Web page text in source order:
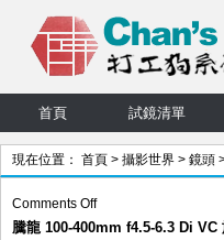
首頁 試鏡清單
現在位置： 首頁 > 攝影世界 > 鏡頭
Comments Offon
騰
騰龍 100-400mm f4.5-6.3 Di VC